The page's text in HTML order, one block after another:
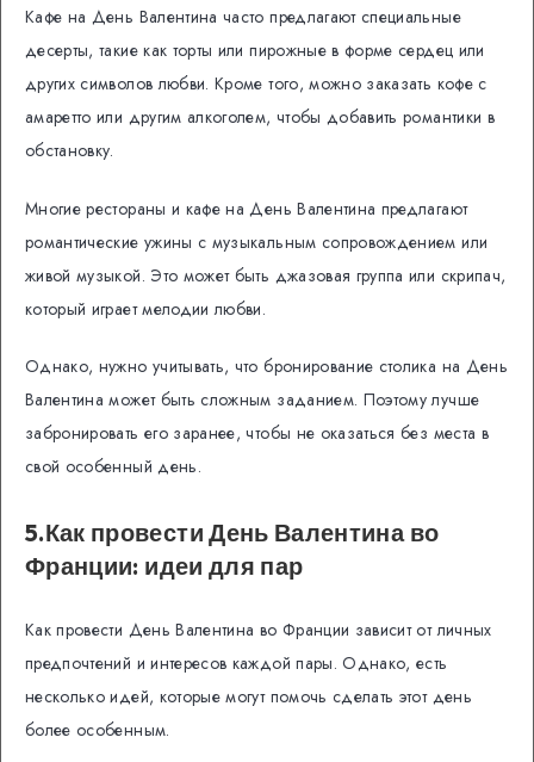
Кафе на День Валентина часто предлагают специальные
десерты, такие как торты или пирожные в форме сердец или
других символов любви. Кроме того, можно заказать кофе с
амаретто или другим алкоголем, чтобы добавить романтики в
обстановку.
Многие рестораны и кафе на День Валентина предлагают
романтические ужины с музыкальным сопровождением или
живой музыкой. Это может быть джазовая группа или скрипач,
который играет мелодии любви.
Однако, нужно учитывать, что бронирование столика на День
Валентина может быть сложным заданием. Поэтому лучше
забронировать его заранее, чтобы не оказаться без места в
свой особенный день.
5.Как провести День Валентина во
Франции: идеи для пар
Как провести День Валентина во Франции зависит от личных
предпочтений и интересов каждой пары. Однако, есть
несколько идей, которые могут помочь сделать этот день
более особенным.